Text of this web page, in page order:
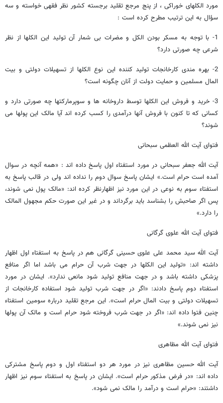
مورد الکلهای خوراکی ، از پنج مرجع تقلید برجسته کشور نظر فقهی خواسته و سه
سؤال به این ترتیب مطرح کرده است :
1- با توجه به مسکر بودن الکل و مضرات بی شمار آن تولید این الکلها از نظر
شرعی چه صورتی دارد؟
2- بهره مندی کارخانجات تولید کننده این نوع الکلها از تسهیلات دولتی و بیت
المال مسلمین و حمایت دولت از آنان چگونه است؟
3- خرید و فروش این الکلها توسط داروخانه ها و سوپرمارکتها چه صورتی دارد و
کسانی که تا کنون با فروش آنها درآمدی را کسب کرده اند آیا مالک این پولها می
شوند؟
فتوای آیت الله العظمی سبحانی
آیت الله جعفر سبحانی در مورد استفتاء اول پاسخ داده اند : «همه آنچه در سوال
آمده است حرام است.» ایشان پاسخ سوال دوم را نداده اند ولی در قالب پاسخ به
استفتاء سوم به نوعی در این مورد نیز اظهارنظر کرده اند: «مالک پول نمی شوند،
پس اگر صاحبش را بشناسد باید برگرداند و در غیر این صورت حکم مجهول المالک
را دارد.»
فتوای آیت الله علوی گرگانی
آیت الله سید محمد علی علوی حسینی گرگانی هم در پاسخ به استفتاء اول اظهار
داشته اند: «تولید این الکلها در جهت شرب آن حرام می باشد اما اگر منافع
پزشکی داشته باشد و در جهت منافع تولید شود مانعی ندارد». ایشان در مورد
استفتاء دوم پاسخ دادند: «اگر در جهت شرب تولید شود استفاده کارخانجات از
تسهیلات دولتی و بیت المال حرام است». این مرجع تقلید درباره سومین استفتاء
چنین فتوا داده اند: «اگر در جهت شرب فروخته شود حرام است و مالک آن پولها
نیز نمی شوند.»
فتوای آیت الله مظاهری
آیت الله حسین مظاهری نیز در مورد هر دو استفتاء اول و دوم پاسخ مشترکی
داده اند: «در فرض مذکور حرام است». ایشان در پاسخ به استفتاء سوم نیز اظهار
داشتند: «حرام است و درآمد را مالک نمی شود».